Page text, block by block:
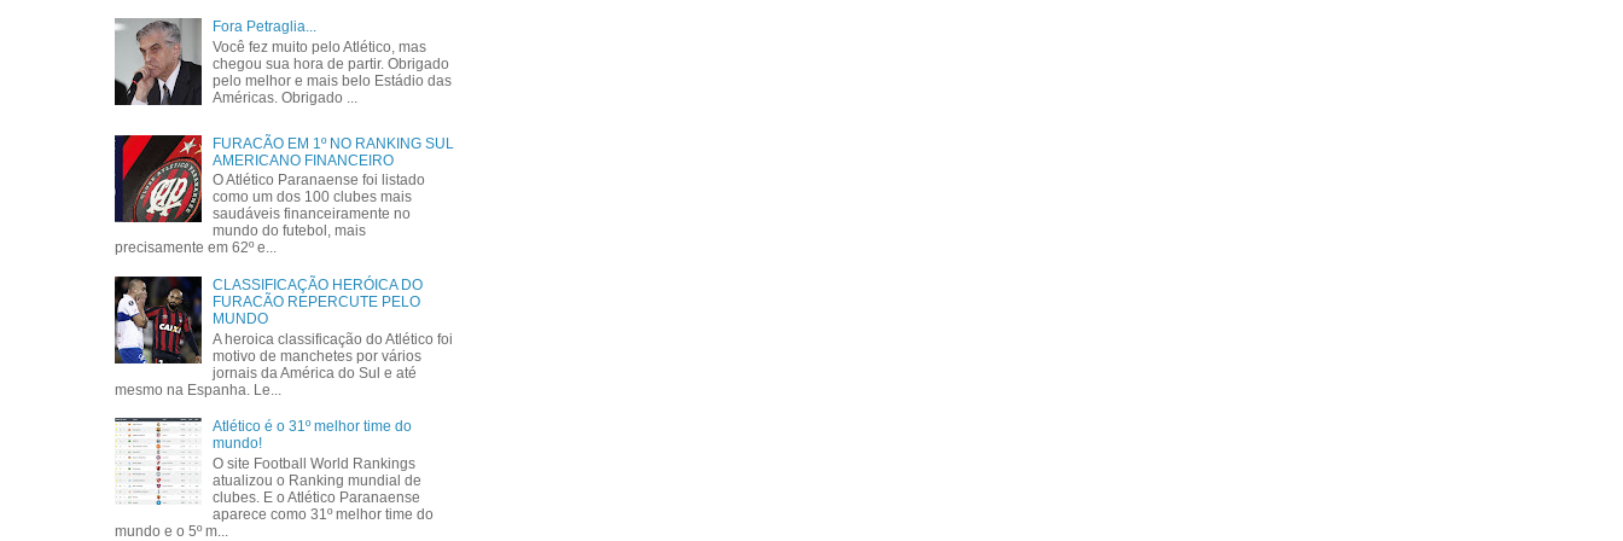
Fora Petraglia...
Você fez muito pelo Atlético, mas
chegou sua hora de partir. Obrigado
pelo melhor e mais belo Estádio das
Américas. Obrigado ...
FURACÃO EM 1º NO RANKING SUL
AMERICANO FINANCEIRO
O Atlético Paranaense foi listado
como um dos 100 clubes mais
saudáveis financeiramente no
mundo do futebol, mais
precisamente em 62º e...
CLASSIFICAÇÃO HERÓICA DO
FURACÃO REPERCUTE PELO
MUNDO
A heroica classificação do Atlético foi
motivo de manchetes por vários
jornais da América do Sul e até
mesmo na Espanha. Le...
Atlético é o 31º melhor time do
mundo!
O site Football World Rankings
atualizou o Ranking mundial de
clubes. E o Atlético Paranaense
aparece como 31º melhor time do
mundo e o 5º m...